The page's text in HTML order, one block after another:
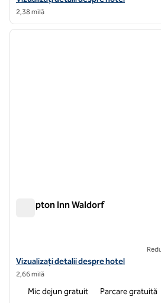
2,38 milă
1 din 12
Hampton Inn Waldorf
Vizualizați detaliile hotelului pentru
Vizualizați detalii despre hotel
2,66 milă
Mic dejun gratuit Parcare gratuită